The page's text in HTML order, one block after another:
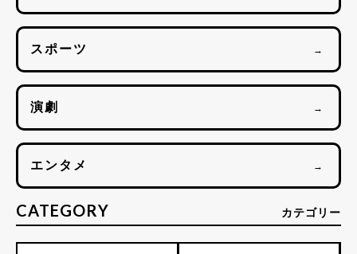
スポーツ →
演劇 →
エンタメ →
CATEGORY カテゴリー